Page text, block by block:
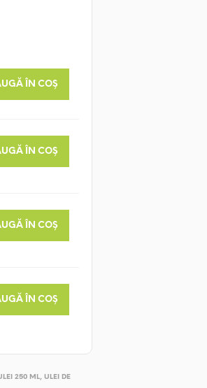
ÎN COȘ
ÎN COȘ
ÎN COȘ
ÎN COȘ
250 ML, ULEI DE